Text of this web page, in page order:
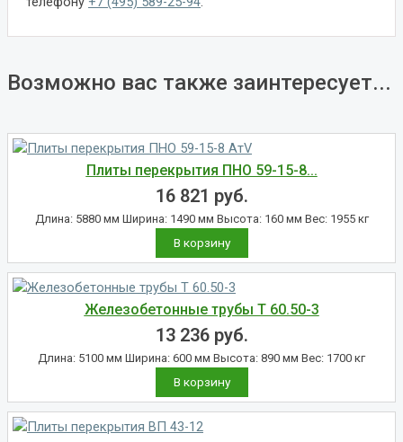
Возможно вас также заинтересует...
Плиты перекрытия ПНО 59-15-8...
16 821 руб.
Длина: 5880 мм Ширина: 1490 мм Высота: 160 мм Вес: 1955 кг
В корзину
Железобетонные трубы Т 60.50-3
13 236 руб.
Длина: 5100 мм Ширина: 600 мм Высота: 890 мм Вес: 1700 кг
В корзину